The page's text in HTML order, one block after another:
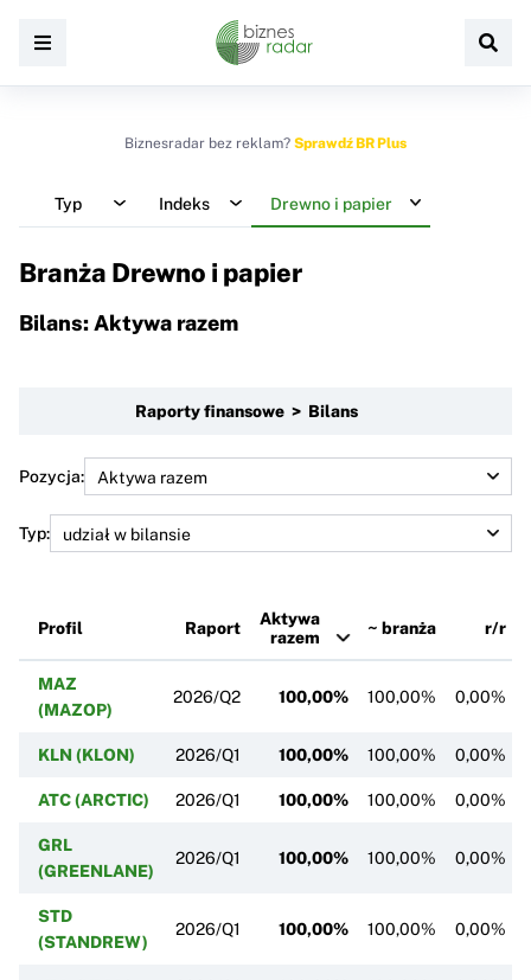
Biznesradar bez reklam? Sprawdź BR Plus
Typ Indeks Drewno i papier
Branża Drewno i papier
Bilans: Aktywa razem
Raporty finansowe > Bilans
Pozycja:
Typ:
Profil Raport
Aktywa
razem
~ branża r/r
MAZ
(MAZOP)
2026/Q2 100,00% 100,00% 0,00%
KLN (KLON) 2026/Q1 100,00% 100,00% 0,00%
ATC (ARCTIC) 2026/Q1 100,00% 100,00% 0,00%
GRL
(GREENLANE)
2026/Q1 100,00% 100,00% 0,00%
STD
(STANDREW)
2026/Q1 100,00% 100,00% 0,00%